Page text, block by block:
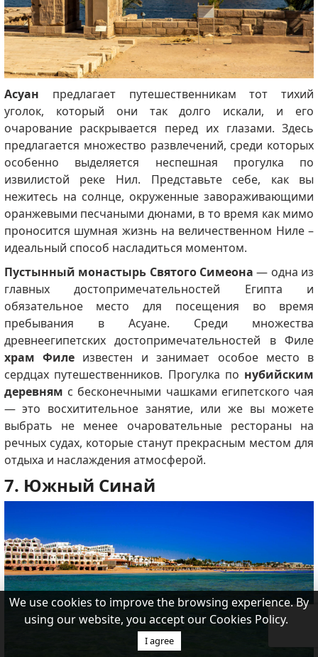
Асуан предлагает путешественникам тот тихий
уголок, который они так долго искали, и его
очарование раскрывается перед их глазами. Здесь
предлагается множество развлечений, среди которых
особенно выделяется неспешная прогулка по
извилистой реке Нил. Представьте себе, как вы
нежитесь на солнце, окруженные завораживающими
оранжевыми песчаными дюнами, в то время как мимо
проносится шумная жизнь на величественном Ниле –
идеальный способ насладиться моментом.
Пустынный монастырь Святого Симеона — одна из
главных достопримечательностей Египта и
обязательное место для посещения во время
пребывания в Асуане. Среди множества
древнеегипетских достопримечательностей в Филе
храм Филе известен и занимает особое место в
сердцах путешественников. Прогулка по нубийским
деревням с бесконечными чашками египетского чая
— это восхитительное занятие, или же вы можете
выбрать не менее очаровательные рестораны на
речных судах, которые станут прекрасным местом для
отдыха и наслаждения атмосферой.
7. Южный Синай
We use cookies to improve the browsing experience. By
using our website, you accept our Cookies Policy.
I agree